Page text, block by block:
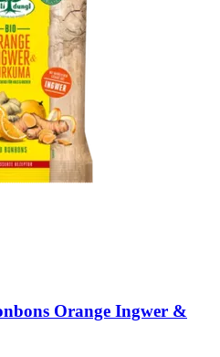
Orange Ingwer &